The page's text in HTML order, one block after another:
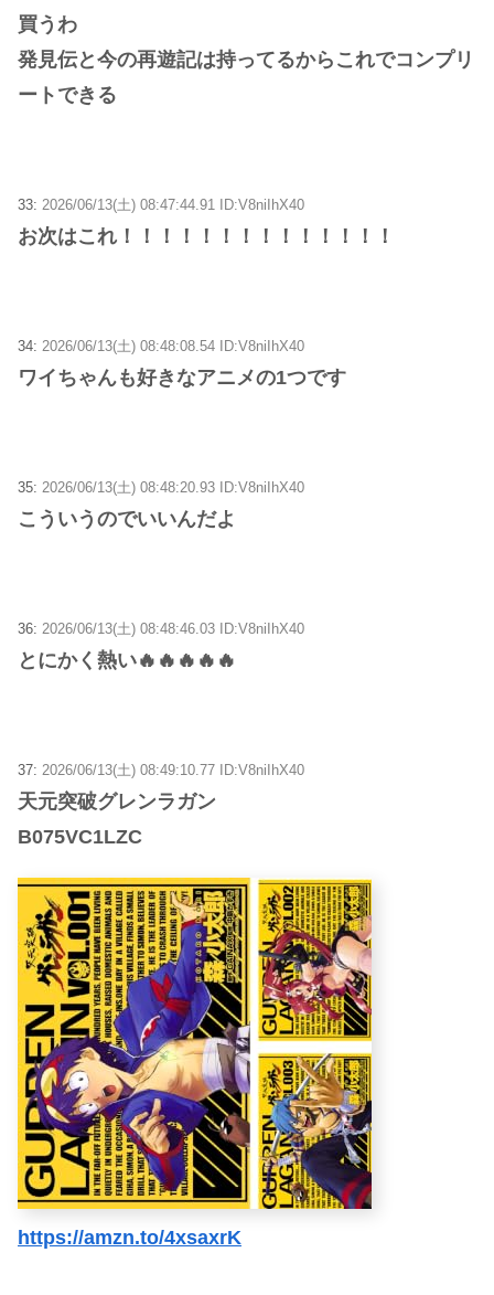
買うわ
発見伝と今の再遊記は持ってるからこれでコンプリ
ートできる
33: 2026/06/13(土) 08:47:44.91 ID:V8niIhX40
お次はこれ！！！！！！！！！！！！！！
34: 2026/06/13(土) 08:48:08.54 ID:V8niIhX40
ワイちゃんも好きなアニメの1つです
35: 2026/06/13(土) 08:48:20.93 ID:V8niIhX40
こういうのでいいんだよ
36: 2026/06/13(土) 08:48:46.03 ID:V8niIhX40
とにかく熱い🔥🔥🔥🔥🔥
37: 2026/06/13(土) 08:49:10.77 ID:V8niIhX40
天元突破グレンラガン
B075VC1LZC
https://amzn.to/4xsaxrK